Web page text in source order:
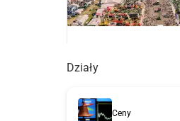
Działy
Ceny